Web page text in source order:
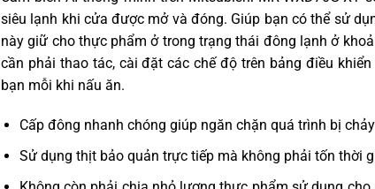
siêu lạnh khi cửa được mở và đóng. Giúp bạn có thể sử
này giữ cho thực phẩm ở trong trạng thái đông lạnh ở
cần phải thao tác, cài đặt các chế độ trên bảng điều
bạn mỗi khi nấu ăn.
Cấp đông nhanh chóng giúp ngăn chặn quá trình bị
Sử dụng thịt bảo quản trực tiếp mà không phải tốn thời